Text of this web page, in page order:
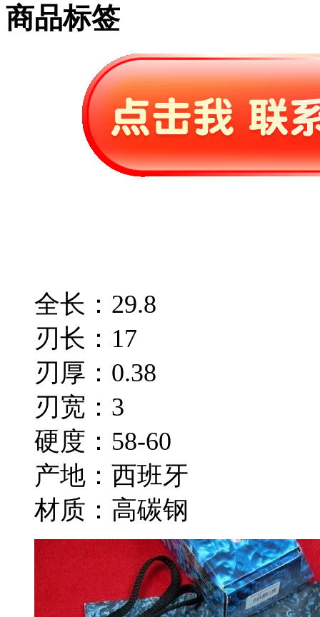
商品标签
全长：29.8
刃长：17
刃厚：0.38
刃宽：3
硬度：58-60
产地：西班牙
材质：高碳钢